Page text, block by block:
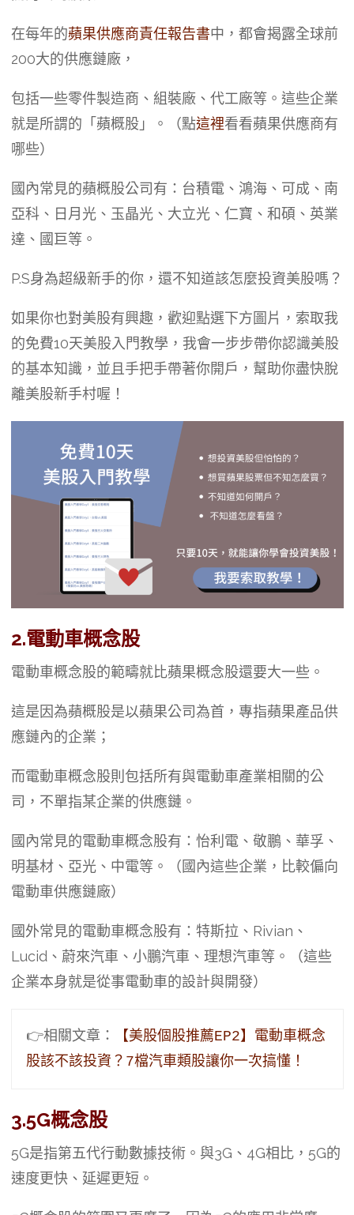
在每年的蘋果供應商責任報告書中，都會揭露全球前
200大的供應鏈廠，
包括一些零件製造商、組裝廠、代工廠等。這些企業
就是所謂的「蘋概股」。（點這裡看看蘋果供應商有
哪些）
國內常見的蘋概股公司有：台積電、鴻海、可成、南
亞科、日月光、玉晶光、大立光、仁寶、和碩、英業
達、國巨等。
P.S身為超級新手的你，還不知道該怎麼投資美股嗎？
如果你也對美股有興趣，歡迎點選下方圖片，索取我
的免費10天美股入門教學，我會一步步帶你認識美股
的基本知識，並且手把手帶著你開戶，幫助你盡快脫
離美股新手村喔！
2.電動車概念股
電動車概念股的範疇就比蘋果概念股還要大一些。
這是因為蘋概股是以蘋果公司為首，專指蘋果產品供
應鏈內的企業；
而電動車概念股則包括所有與電動車產業相關的公
司，不單指某企業的供應鏈。
國內常見的電動車概念股有：怡利電、敬鵬、華孚、
明基材、亞光、中電等。（國內這些企業，比較偏向
電動車供應鏈廠）
國外常見的電動車概念股有：特斯拉、Rivian、
Lucid、蔚來汽車、小鵬汽車、理想汽車等。（這些
企業本身就是從事電動車的設計與開發）
👉相關文章：
【美股個股推薦EP2】電動車概念
股該不該投資？7檔汽車類股讓你一次搞懂！
3.5G概念股
5G是指第五代行動數據技術。與3G、4G相比，5G的
速度更快、延遲更短。